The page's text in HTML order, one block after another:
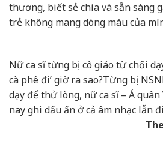
thương, biết sẻ chia và sẵn sàng
trẻ không mang dòng máu của
Nữ ca sĩ từng bị cô giáo từ chối
cà phê đi’ giờ ra sao?Từng bị
dạy để thử lòng, nữ ca sĩ – Á
nay ghi dấu ấn ở cả âm nhạc lẫn